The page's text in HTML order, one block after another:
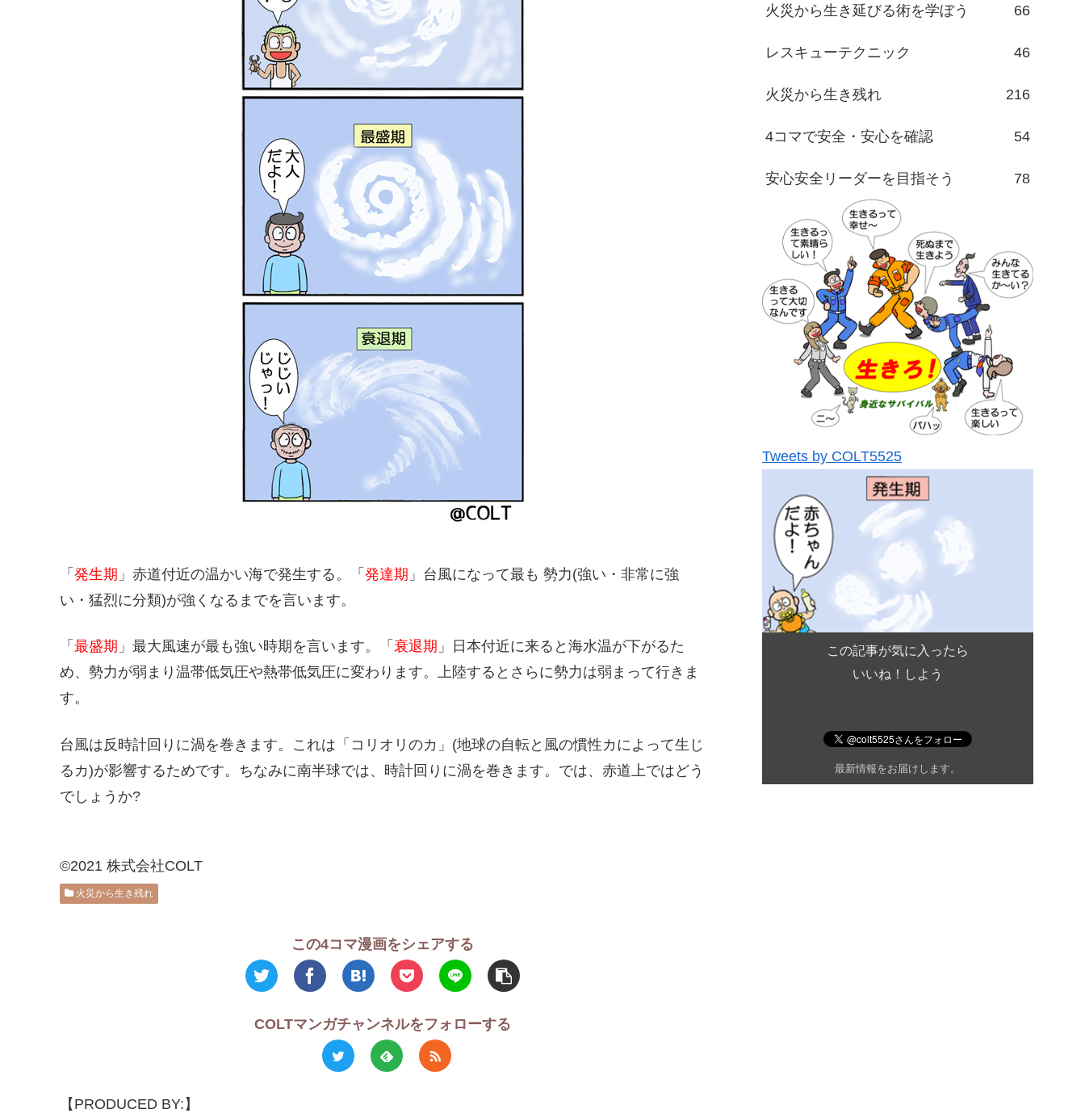
「 発生期 」赤道付近の温かい海で発生する。「 発達期 」台風になって最も 勢力(強い・非常に強
い・猛烈に分類)が強くなるまでを言います。
「 最盛期 」最大風速が最も強い時期を言います。「 衰退期 」日本付近に来ると海水温が下がるた
め、勢力が弱まり温帯低気圧や熱帯低気圧に変わります。上陸するとさらに勢力は弱まって行きま
す。
台風は反時計回りに渦を巻きます。これは「コリオリのカ」(地球の自転と風の慣性カによって生じ
るカ)が影響するためです。ちなみに南半球では、時計回りに渦を巻きます。では、赤道上ではどう
でしょうか?
©2021 株式会社COLT
火災から生き残れ
この4コマ漫画をシェアする
COLTマンガチャンネルをフォローする
【PRODUCED BY:】
火災から生き延びる術を学ぼう 66
レスキューテクニック 46
火災から生き残れ 216
4コマで安全・安心を確認 54
安心安全リーダーを目指そう 78
Tweets by COLT5525
この記事が気に入ったら
いいね！しよう
最新情報をお届けします。